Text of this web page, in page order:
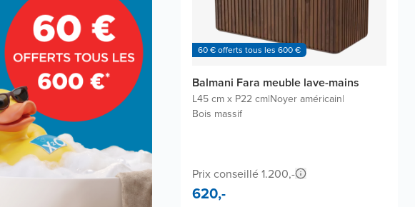
60 € offerts tous les 600 €
Balmani Fara meuble lave-mains
L45 cm x P22 cm|Noyer américain|
Bois massif
Prix conseillé 1.200,-
620,-